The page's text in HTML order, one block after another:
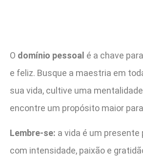
O domínio pessoal é a chave
e feliz. Busque a maestria em
sua vida, cultive uma
encontre um propósito maior
Lembre-se: a vida é um presente
com intensidade, paixão e